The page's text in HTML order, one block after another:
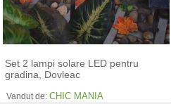
Set 2 lampi solare LED pentru
gradina, Dovleac
Vandut de: CHIC MANIA